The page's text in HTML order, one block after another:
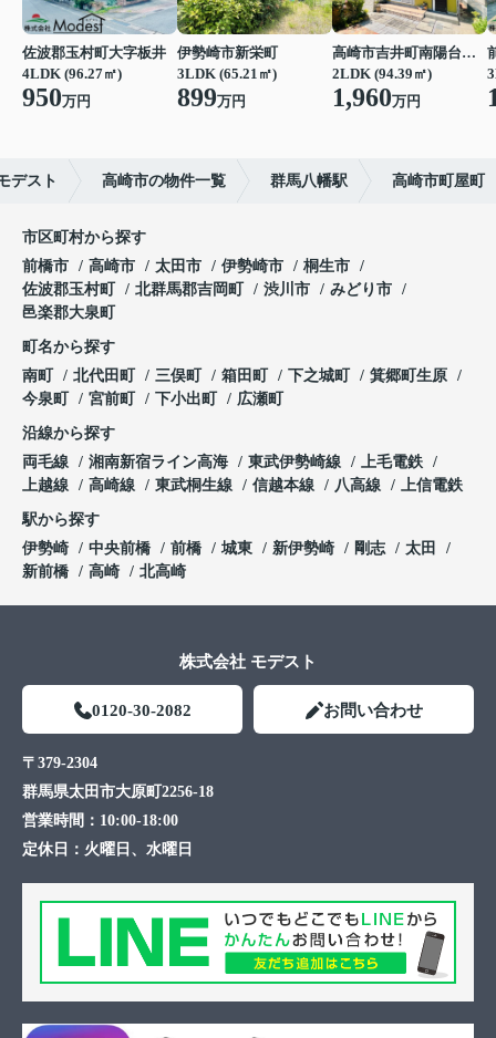
佐波郡玉村町大字板井
4LDK (96.27㎡)
950万円
伊勢崎市新栄町
3LDK (65.21㎡)
899万円
高崎市吉井町南陽台２丁目
2LDK (94.39㎡)
1,960万円
デスト 高崎市の物件一覧 群馬八幡駅 高崎市町屋町
市区町村から探す
前橋市
高崎市 太田市 伊勢崎市
桐生市
佐波郡玉村町
北群馬郡吉岡町 渋川市
みどり市
邑楽郡大泉町
町名から探す
南町
北代田町 三俣町 箱田町 下之城町
箕郷町生原
今泉町
宮前町 下小出町 広瀬町
沿線から探す
両毛線
湘南新宿ライン高海 東武伊勢崎線
上毛電鉄
上越線
高崎線 東武桐生線 信越本線 八高線 上信電鉄
駅から探す
伊勢崎
中央前橋 前橋 城東 新伊勢崎 剛志
太田
新前橋
高崎 北高崎
株式会社 モデスト
0120-30-2082 お問い合わせ
〒379-2304
群馬県太田市大原町2256-18
営業時間： 10:00-18:00
定休日： 火曜日、水曜日